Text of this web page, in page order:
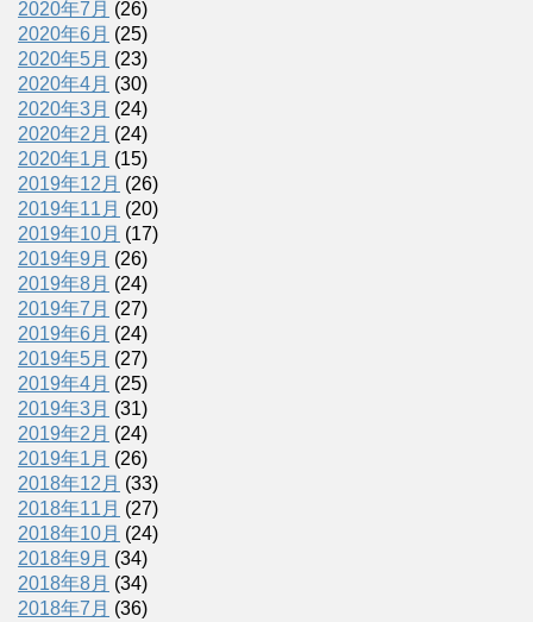
2020年7月 (26)
2020年6月 (25)
2020年5月 (23)
2020年4月 (30)
2020年3月 (24)
2020年2月 (24)
2020年1月 (15)
2019年12月 (26)
2019年11月 (20)
2019年10月 (17)
2019年9月 (26)
2019年8月 (24)
2019年7月 (27)
2019年6月 (24)
2019年5月 (27)
2019年4月 (25)
2019年3月 (31)
2019年2月 (24)
2019年1月 (26)
2018年12月 (33)
2018年11月 (27)
2018年10月 (24)
2018年9月 (34)
2018年8月 (34)
2018年7月 (36)